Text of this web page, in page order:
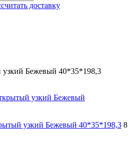
доставку
Бежевый 40*35*198,3
узкий Бежевый 40*35*198,3 8